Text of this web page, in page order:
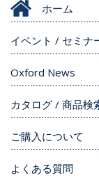
ホーム
イベント / セミナ
Oxford News
カタログ / 商品検
ご購入について
よくある質問